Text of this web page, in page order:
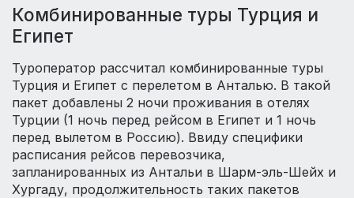
Комбинированные туры Турция и
Египет
Туроператор рассчитал комбинированные туры
Турция и Египет с перелетом в Анталью. В такой
пакет добавлены 2 ночи проживания в отелях
Турции (1 ночь перед рейсом в Египет и 1 ночь
перед вылетом в Россию). Ввиду специфики
расписания рейсов перевозчика,
запланированных из Антальи в Шарм-эль-Шейх и
Хургаду, продолжительность таких пакетов